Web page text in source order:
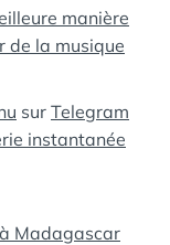
manière
de la musique
sur Telegram
instantanée
Madagascar